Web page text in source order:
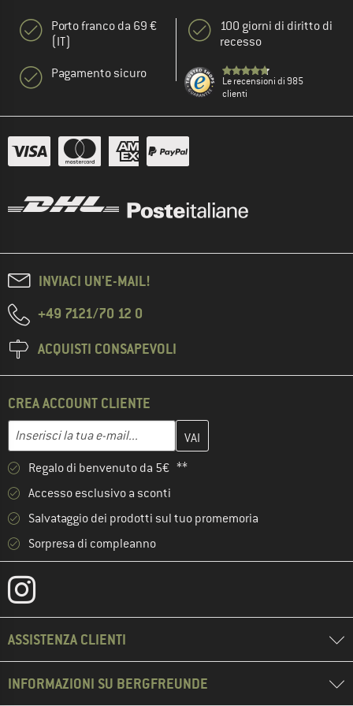
Porto franco da 69 €
(IT)
Pagamento sicuro
100 giorni di diritto di
recesso
Le recensioni di 985
clienti
INVIACI UN'E-MAIL!
+49 7121/70 12 0
ACQUISTI CONSAPEVOLI
CREA ACCOUNT CLIENTE
Inserisci la tua e-mail...
Inserisci qui il tuo indirizzo e-mail e crea il tuo account cliente
Regalo di benvenuto da 5€ **
Accesso esclusivo a sconti
Salvataggio dei prodotti sul tuo promemoria
Sorpresa di compleanno
ASSISTENZA CLIENTI
INFORMAZIONI SU BERGFREUNDE